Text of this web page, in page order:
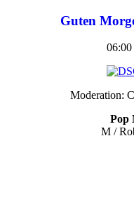
Guten
Moderation:
Pop
M /